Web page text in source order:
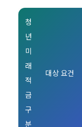
청
년
미
래
적
금
구
분
대상 요건